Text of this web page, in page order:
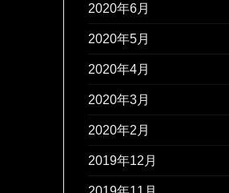
2020年6月
2020年5月
2020年4月
2020年3月
2020年2月
2019年12月